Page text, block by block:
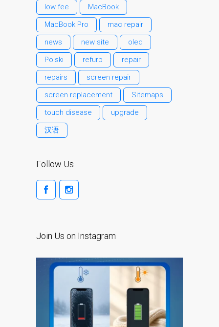
Réparation d’iPod à
Dundee
Réparation de Mac
(macOS et OS X)
Service de réparation
rapide
Témoignage d’un client
Here’s the Problem with
Riparazione
MacBook a Dundee –
Alimentatori
Computer Apple Mac
ricondizionati a Dundee
Contattaci
low fee
MacBook
MacBook Pro
mac repair
news
new site
oled
Polski
refurb
repair
repairs
screen repair
screen replacement
Sitemaps
touch disease
upgrade
汉语
Follow Us
Join Us on Instagram